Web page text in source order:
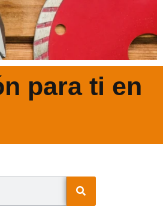
para ti en